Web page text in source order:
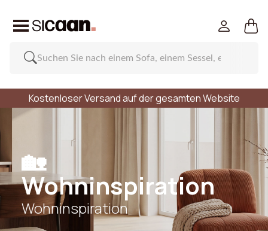
Kostenloser Versand auf der gesamten Website
🏡
Wohninspiration
Wohninspiration